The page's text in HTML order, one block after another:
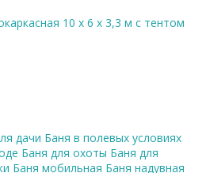
10 x 6 x 3,3 м с тентом
дачи Баня в полевых условиях
Баня для охоты Баня для
Баня мобильная Баня надувная